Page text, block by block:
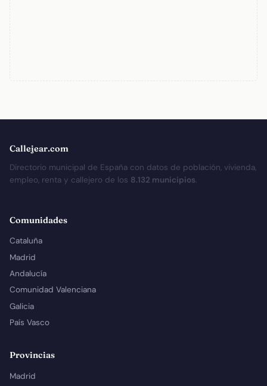
Callejear.com
Directorio municipal de España con datos de población, vivienda,
empleo, renta y callejero de los 8.132 municipios.
Comunidades
Cataluña
Madrid
Andalucía
Comunidad Valenciana
Galicia
País Vasco
Provincias
Madrid